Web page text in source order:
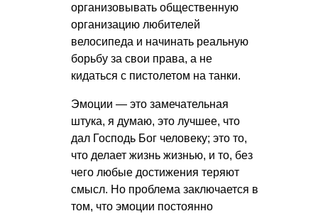
организовывать общественную
организацию любителей
велосипеда и начинать реальную
борьбу за свои права, а не
кидаться с пистолетом на танки.
Эмоции — это замечательная
штука, я думаю, это лучшее, что
дал Господь Бог человеку; это то,
что делает жизнь жизнью, и то, без
чего любые достижения теряют
смысл. Но проблема заключается в
том, что эмоции постоянно